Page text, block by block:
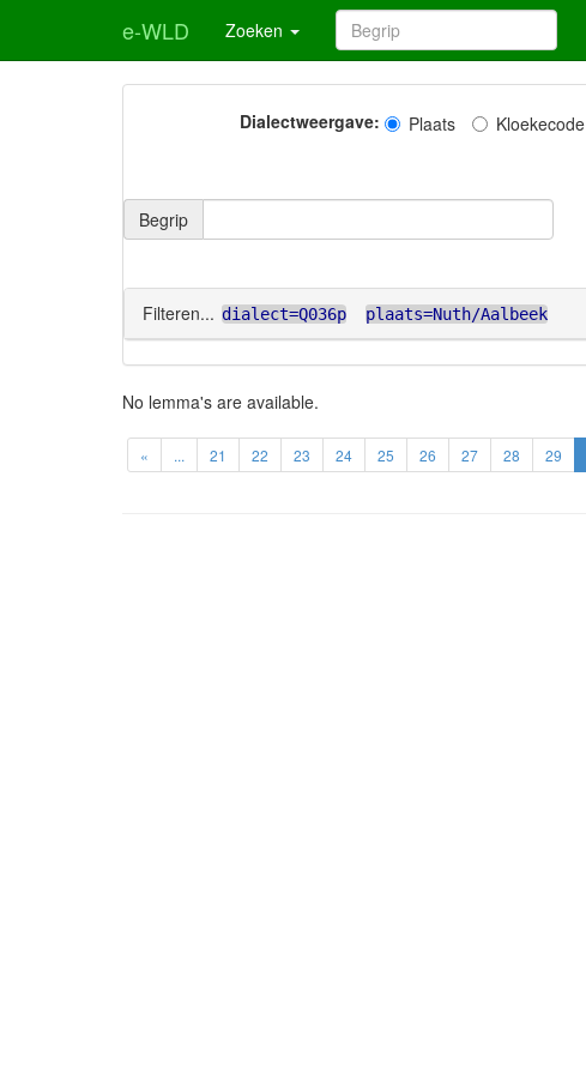
e-WLD Zoeken
Dialectweergave: Plaats Kloekecode
Begrip
Filteren... dialect=Q036p plaats=Nuth/Aalbeek
No lemma's are available.
« ... 21 22 23 24 25 26 27 28 29